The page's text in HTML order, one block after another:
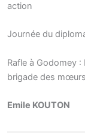
action
Journée du
Rafle à Godomey
brigade des
Emile KOUTON